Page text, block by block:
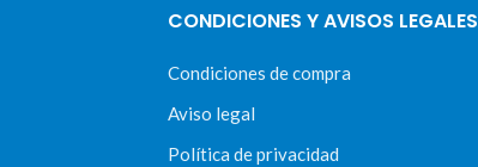
CONDICIONES Y AVISOS LEGALES
Condiciones de compra
Aviso legal
Política de privacidad